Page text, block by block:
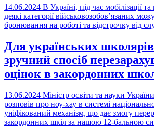
14.06.2024 В Україні, під час мобілізації
деякі категорії військовозобов’язаних
бронювання на роботі та відстрочку від
Для українських
зручний спосіб
оцінок в закордонних
13.06.2024 Міністр освіти та науки
розповів про ноу-хау в системі
уніфікований механізм, що дає змогу
закордонних шкіл за нашою 12-бальною